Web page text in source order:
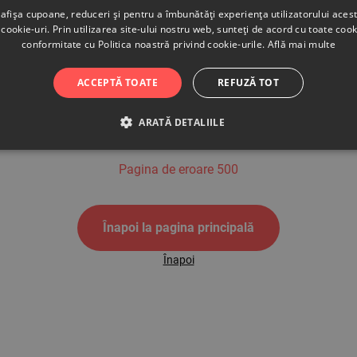
500
Pagina de eroare 500
Înapoi la pagina principală
Înapoi
cupoane, reduceri și pentru a îmbunătăți experiența utilizatorului
uri. Prin utilizarea site-ului nostru web, sunteți de acord cu toate
conformitate cu Politica noastră privind cookie-urile. Află mai multe
ACCEPTĂ TOATE REFUZĂ TOT
ARATĂ DETALIILE